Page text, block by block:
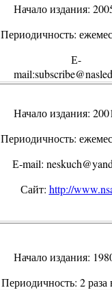
Начало издания:
Периодичность:
Е-
mail:subscribe@
Начало издания:
Периодичность:
Е-mail:neskuch@
Сайт: http://
Начало издания:
Периодичность: 2 раза